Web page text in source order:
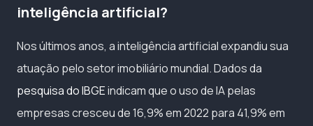
inteligência artificial?
Nos últimos anos, a inteligência artificial expandiu sua
atuação pelo setor imobiliário mundial. Dados da
pesquisa do IBGEindicam que o uso de IA pelas
empresas cresceu de 16,9% em 2022 para 41,9% em